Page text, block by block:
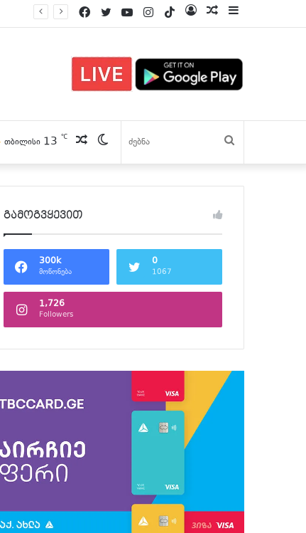
პოსტები
Log
TikTok
Instagram
YouTube
Twitter
Facebook
Switch
skin
პოსტები
თბილისი 13 ℃
გამოგვყევით
300k
მოწონება
0
1067
1,726
Followers